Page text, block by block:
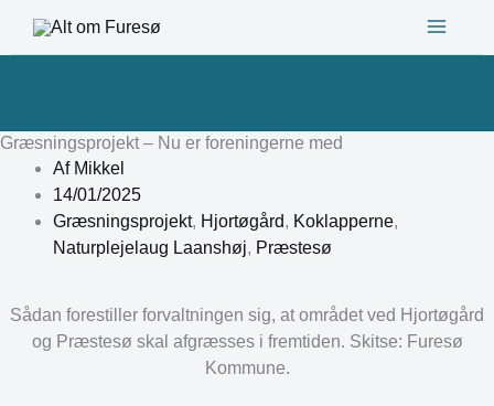
Græsningsprojekt – Nu er foreningerne med
AfMikkel
14/01/2025
Græsningsprojekt, Hjortøgård, Koklapperne,
Naturplejelaug Laanshøj, Præstesø
Sådan forestiller forvaltningen sig, at området ved Hjortøgård
og Præstesø skal afgræsses i fremtiden. Skitse: Furesø
Kommune.